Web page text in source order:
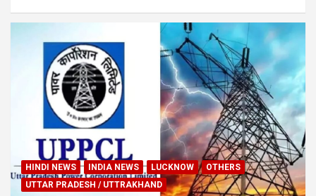
HINDI NEWS INDIA NEWS LUCKNOW
OTHERS
UTTAR PRADESH / UTTRAKHAND